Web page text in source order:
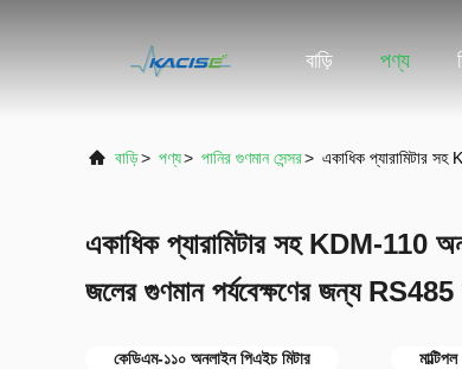
বাড়ি পণ্য
বাড়ি> পণ্য> পানির গুণমান সেন্সর> একাধিক প্যারামিটার
একাধিক প্যারামিটার সহ KDM-110
জলের গুণমান পর্যবেক্ষণের জন্য
কেডিএম-১১০ অনলাইন পিএইচ মিটার